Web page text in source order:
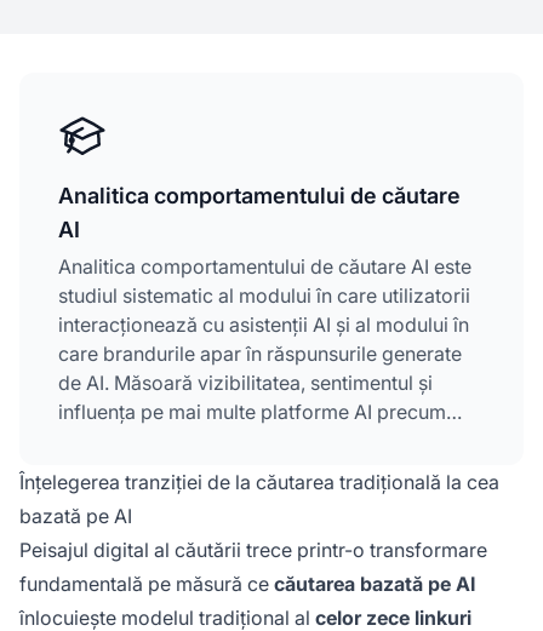
Analitica comportamentului de căutare
AI
Analitica comportamentului de căutare AI este
studiul sistematic al modului în care utilizatorii
interacționează cu asistenții AI și al modului în
care brandurile apar în răspunsurile generate
de AI. Măsoară vizibilitatea, sentimentul și
influența pe mai multe platforme AI precum
Spre deosebire de metricile
SEO tradiționale
axate pe click-uri și poziționare, urmărește
vizibilitatea fără click-uri și poziționarea
brandului în contexte conversaționale AI. Acest
cadru analitic dezvăluie dacă și cum conținutul
tău influențează sistemele AI și modelează
Înțelegerea tranziției de la căutarea tradițională la cea
bazată pe AI
Peisajul digital al căutării trece printr-o transformare
fundamentală pe măsură ce căutarea bazată pe AI
înlocuiește modelul tradițional al celor zece linkuri